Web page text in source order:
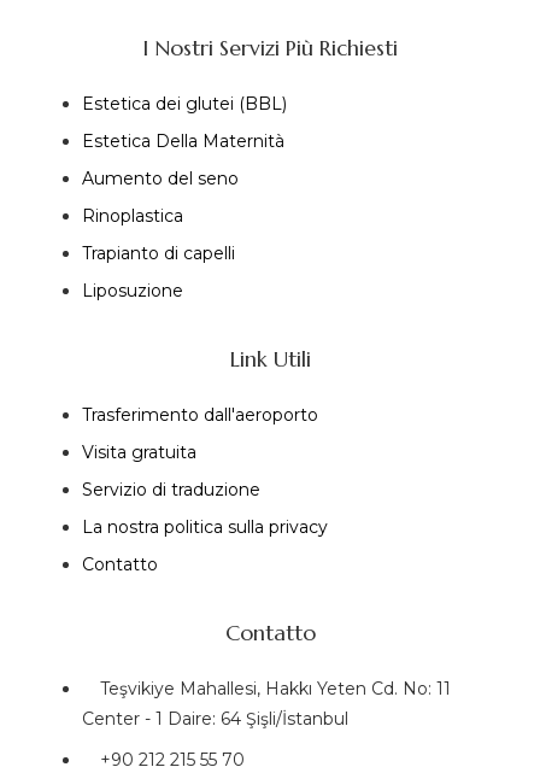
I Nostri Servizi Più Richiesti
Estetica dei glutei (BBL)
Estetica Della Maternità
Aumento del seno
Rinoplastica
Trapianto di capelli
Liposuzione
Link Utili
Trasferimento dall'aeroporto
Visita gratuita
Servizio di traduzione
La nostra politica sulla privacy
Contatto
Contatto
Teşvikiye Mahallesi, Hakkı Yeten Cd. No: 11
Center - 1 Daire: 64 Şişli/İstanbul
+90 212 215 55 70